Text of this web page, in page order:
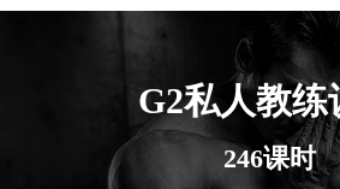
G2私人教练
246课时